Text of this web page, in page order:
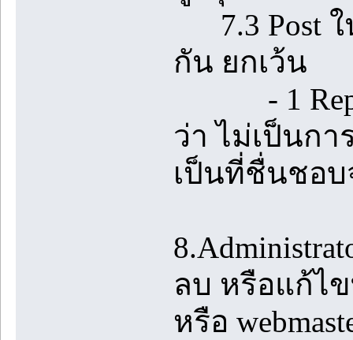
7.3 Post ใ
กัน ยกเว้น
- 1 Reply
ว่า ไม่เป็นก
เป็นที่ชื่นชอบ
ลบ หรือแก้ไข
หรือ